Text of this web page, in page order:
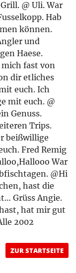
@ Uli. War
Hab
können.
und
Haese.
fast von
dir etliches
euch. Ich
mit euch. @
Genuss.
Trips.
beißwillige
Fred Remig
War
@Hi
hast die
Grüss Angie.
hat mir gut
2002
ZUR STARTSEITE